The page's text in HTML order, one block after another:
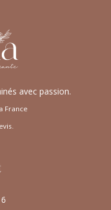
avec passion.
France